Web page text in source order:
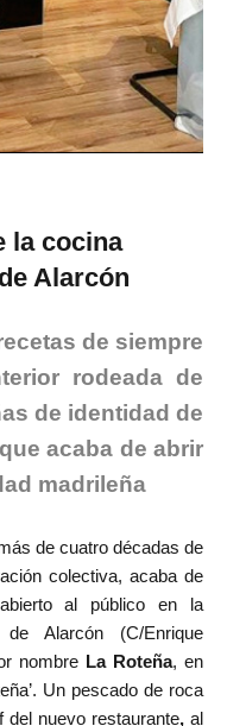
la cocina
Alarcón
de siempre
rodeada de
de identidad de
acaba de abrir
madrileña
de cuatro décadas de
colectiva, acaba de
al público en la
Alarcón (C/Enrique
nombre La Roteña, en
Un pescado de roca
del nuevo restaurante,al